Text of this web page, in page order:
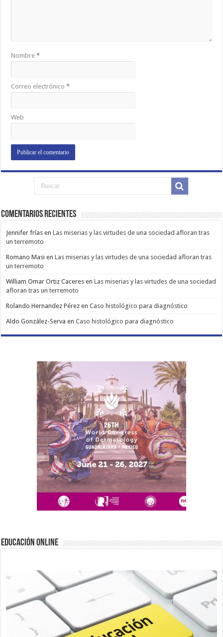
Nombre*
Correo electrónico*
Web
Comentarios Recientes
Jennifer frías enLas miserias y las virtudes de una sociedad afloran tras
un terremoto
Romano Masi enLas miserias y las virtudes de una sociedad afloran tras
un terremoto
William Omar Ortiz Caceres enLas miserias y las virtudes de una sociedad
afloran tras un terremoto
Rolando Hernandez Pérez enCaso histológico para diagnóstico
Aldo González-Serva enCaso histológico para diagnóstico
EDUCACIÓN ONLINE